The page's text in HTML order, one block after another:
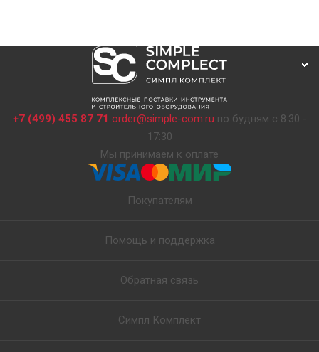
+7 (499) 455 87 71 order@simple-com.ru по будням с 8:30 -
17:30
Мы принимаем к оплате
Покупателям
Помощь и поддержка
Обратная связь
Симпл Комплект